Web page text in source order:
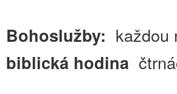
Bohoslužby: každou
biblická hodina